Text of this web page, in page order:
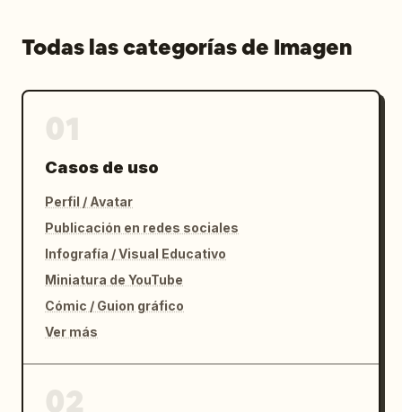
Todas las categorías de Imagen
Casos de uso
Perfil / Avatar
Publicación en redes sociales
Infografía / Visual Educativo
Miniatura de YouTube
Cómic / Guion gráfico
Ver más